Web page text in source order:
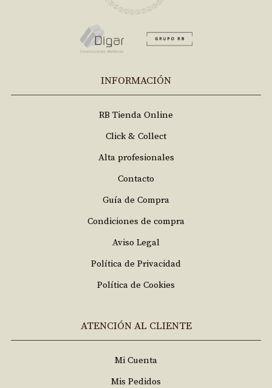
INFORMACIÓN
RB Tienda Online
Click & Collect
Alta profesionales
Contacto
Guía de Compra
Condiciones de compra
Aviso Legal
Política de Privacidad
Política de Cookies
ATENCIÓN AL CLIENTE
Mi Cuenta
Mis Pedidos